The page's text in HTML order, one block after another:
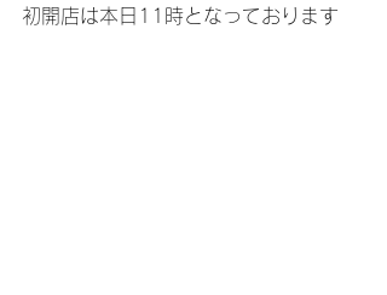
初開店は本日11時となっております